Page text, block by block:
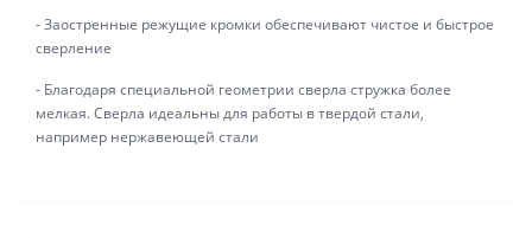
- Заостренные режущие кромки обеспечивают чистое и быстрое
сверление
- Благодаря специальной геометрии сверла стружка более
мелкая. Сверла идеальны для работы в твердой стали,
например нержавеющей стали